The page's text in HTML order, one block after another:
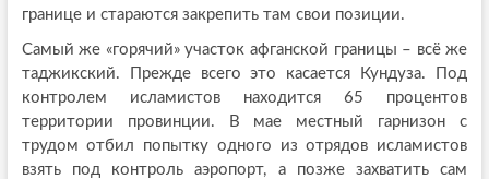
границе и стараются закрепить там свои позиции.
Самый же «горячий» участок афганской границы – всё же
таджикский. Прежде всего это касается Кундуза. Под
контролем исламистов находится 65 процентов
территории провинции. В мае местный гарнизон с
трудом отбил попытку одного из отрядов исламистов
взять под контроль аэропорт, а позже захватить сам